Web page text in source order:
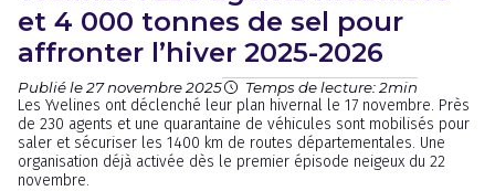
et 4 000 tonnes de sel pour
affronter l’hiver 2025-2026
Publié le 27 novembre 2025 Temps de lecture: 2min
Les Yvelines ont déclenché leur plan hivernal le 17 novembre. Près
de 230 agents et une quarantaine de véhicules sont mobilisés pour
saler et sécuriser les 1400 km de routes départementales. Une
organisation déjà activée dès le premier épisode neigeux du 22
novembre.